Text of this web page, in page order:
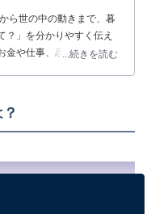
ら世の中の動きまで、暮
？」を分かりやすく伝え
金や仕事、恋愛、ITに関
...続きを読む